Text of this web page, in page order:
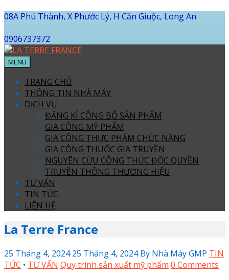
08A Phú Thành, X Phước Lý, H Cần Giuộc, Long An
0906737372
MENU
TRANG CHỦ
THÔNG TIN NHÀ MÁY
DỊCH VỤ
ĐĂNG KÍ CÔNG BỐ SẢN PHẨM
GIA CÔNG MỸ PHẨM
GIA CÔNG THỰC PHẨM CHỨC NĂNG
GIA CÔNG THUỐC GIA TRUYỀN
NGUYÊN CỨU CÔNG THỨC ĐỘC QUYỀN
TRUYỀN THÔNG THƯƠNG HIỆU
TƯ VẤN
TIN TỨC
LIÊN HỆ
La Terre France
25 Tháng 4, 2024 25 Tháng 4, 2024 By Nhà Máy GMP TIN
TỨC • TƯ VẤN Quy trình sản xuất mỹ phẩm 0 Comments